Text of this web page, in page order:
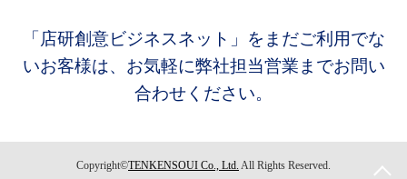
「店研創意ビジネスネット」をまだご利用でな
いお客様は、お気軽に弊社担当営業までお問い
合わせください。
Copyright©TENKENSOUI Co., Ltd. All Rights Reserved.